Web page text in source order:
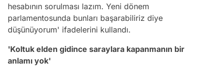
hesabının sorulması lazım. Yeni dönem
parlamentosunda bunları başarabiliriz diye
düşünüyorum' ifadelerini kullandı.
'Koltuk elden gidince saraylara kapanmanın bir
anlamı yok'